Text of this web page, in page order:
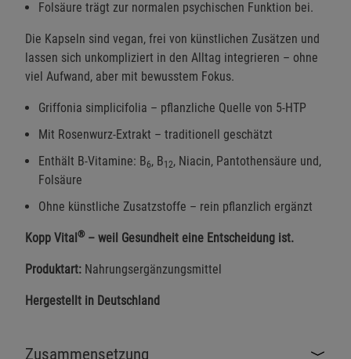
Folsäure trägt zur normalen psychischen Funktion bei.
Die Kapseln sind vegan, frei von künstlichen Zusätzen und
lassen sich unkompliziert in den Alltag integrieren – ohne
viel Aufwand, aber mit bewusstem Fokus.
Griffonia simplicifolia – pflanzliche Quelle von 5-HTP
Mit Rosenwurz-Extrakt – traditionell geschätzt
Enthält B-Vitamine: B6, B12, Niacin, Pantothensäure und,
Folsäure
Ohne künstliche Zusatzstoffe – rein pflanzlich ergänzt
Kopp Vital®– weil Gesundheit eine Entscheidung ist.
Produktart: Nahrungsergänzungsmittel
Hergestellt in Deutschland
Zusammensetzung